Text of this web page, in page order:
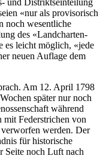
und Distriktseinteilung
«nur als provisorisch
noch wesentliche
des «Landcharten-
es leicht möglich, «jede
neuen Auflage dem
Am 12. April 1798
später nur noch
während
mit Federstrichen von
verworfen werden. Der
für historische
Seite noch Luft nach